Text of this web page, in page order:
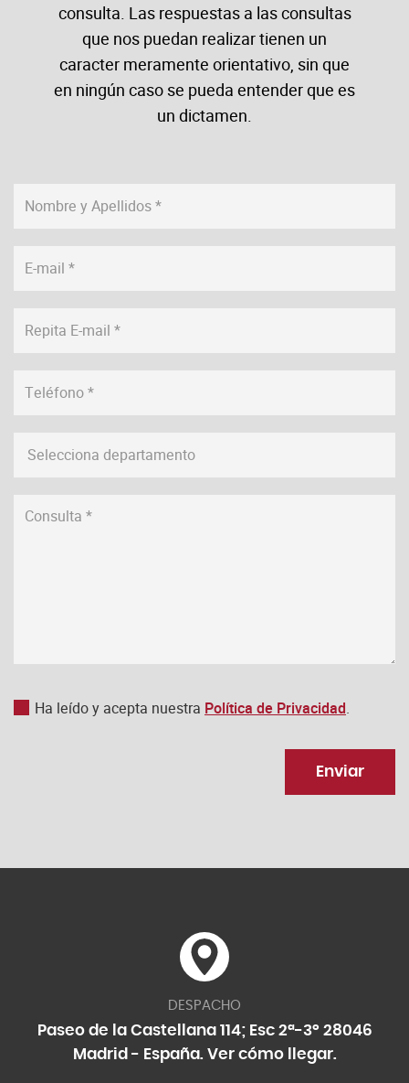
consulta. Las respuestas a las consultas
que nos puedan realizar tienen un
caracter meramente orientativo, sin que
en ningún caso se pueda entender que es
un dictamen.
Selecciona departamento
Ha leído y acepta nuestra Política de Privacidad.
DESPACHO
Paseo de la Castellana 114; Esc 2ª-3º 28046
Madrid - España. Ver cómo llegar.